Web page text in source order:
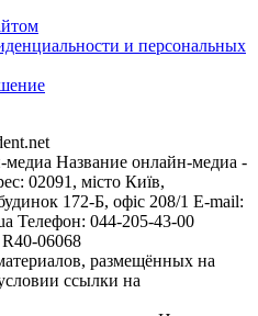
и персональных
медиа Название онлайн-медиа -
02091, місто Київ,
172-Б, офіс 208/1 E-mail:
Телефон: 044-205-43-00
06068
размещённых на
ссылки на